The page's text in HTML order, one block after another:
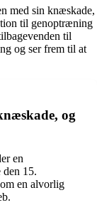
med sin knæskade,
til genoptræning
til
og ser frem til at
og
en
den 15.
en alvorlig